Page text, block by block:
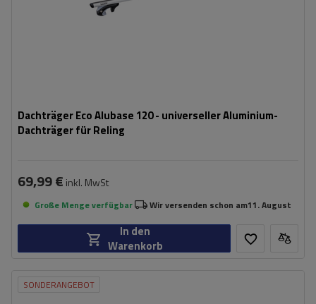
Dachträger Eco Alubase 120 - universeller Aluminium-
Dachträger für Reling
69,99 € inkl. MwSt
Große Menge verfügbar Wir versenden schon am11. August
In den
Warenkorb
SONDERANGEBOT